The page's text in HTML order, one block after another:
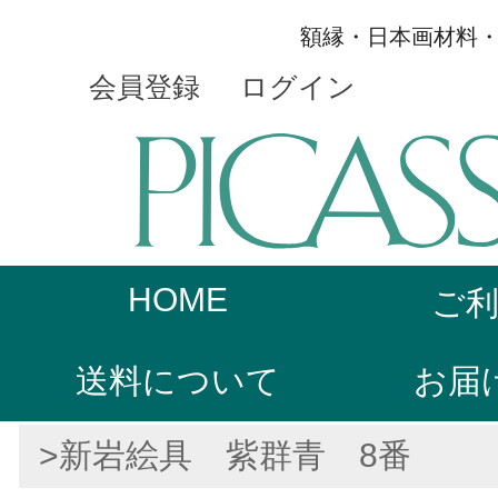
額縁・日本画材料
会員登録 ログイン
HOME ご
送料について お届
>新岩絵具 紫群青 8番